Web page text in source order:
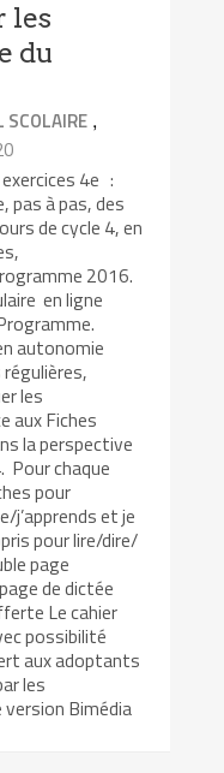
les
du
SCOLAIRE ,
4e :
pas à pas, des
de cycle 4, en
2016.
en ligne
autonomie
les
aux Fiches
la perspective
Pour chaque
pour
j’apprends et je
pour lire/dire/
page
de dictée
Le cahier
possibilité
aux adoptants
les
Bimédia